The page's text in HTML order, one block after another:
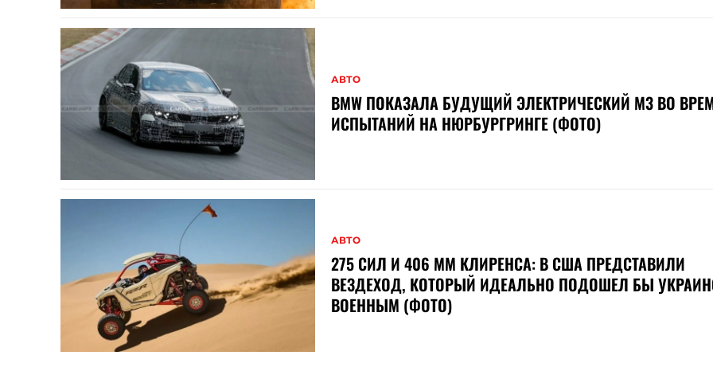
АВТО
BMW ПОКАЗАЛА БУДУЩИЙ ЭЛЕКТРИЧЕСКИЙ M3 ВО
ИСПЫТАНИЙ НА НЮРБУРГРИНГЕ (ФОТО)
АВТО
275 СИЛ И 406 ММ КЛИРЕНСА: В США ПРЕДСТАВИЛИ
ВЕЗДЕХОД, КОТОРЫЙ ИДЕАЛЬНО ПОДОШЕЛ БЫ
ВОЕННЫМ (ФОТО)